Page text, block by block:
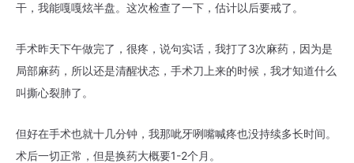
干，我能嘎嘎炫半盘。这次检查了一下，估计以后要戒了。
手术昨天下午做完了，很疼，说句实话，我打了3次麻药，因为是
局部麻药，所以还是清醒状态，手术刀上来的时候，我才知道什么
叫撕心裂肺了。
但好在手术也就十几分钟，我那呲牙咧嘴喊疼也没持续多长时间。
术后一切正常，但是换药大概要1-2个月。